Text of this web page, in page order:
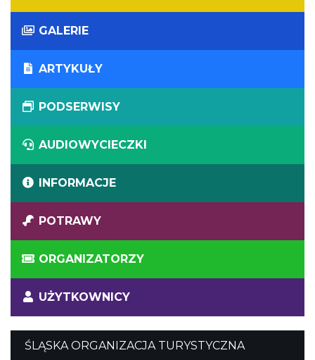
GALERIE
ARTYKUŁY
PODSERWISY
AUDIOWYCIECZKI
INFORMACJE
POTRAWY
ORGANIZATORZY
UŻYTKOWNICY
ŚLĄSKA ORGANIZACJA TURYSTYCZNA